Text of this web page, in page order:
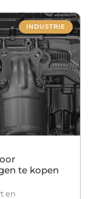
INDUSTRIE
te kopen
en